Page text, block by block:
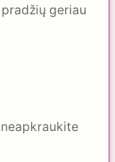
geriau